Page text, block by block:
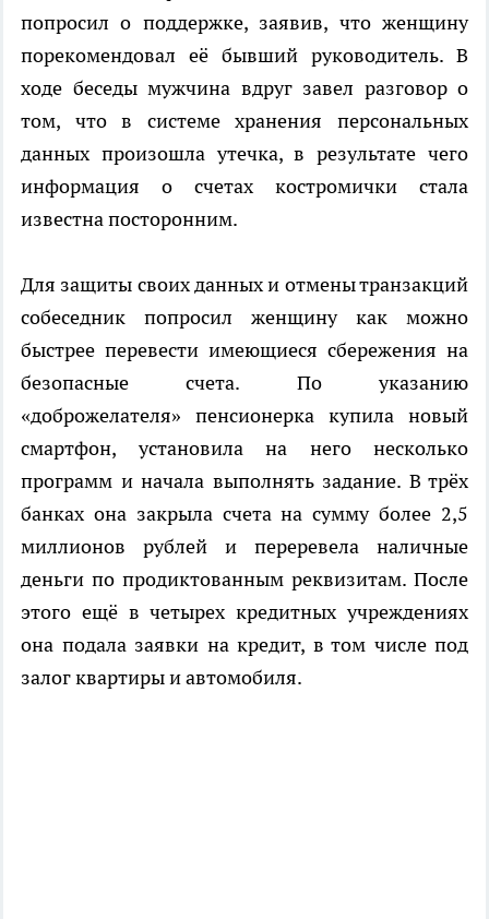
попросил о поддержке, заявив, что женщину
порекомендовал её бывший руководитель. В
ходе беседы мужчина вдруг завел разговор о
том, что в системе хранения персональных
данных произошла утечка, в результате чего
информация о счетах костромички стала
известна посторонним.
Для защиты своих данных и отмены транзакций
собеседник попросил женщину как можно
быстрее перевести имеющиеся сбережения на
безопасные счета. По указанию
«доброжелателя» пенсионерка купила новый
смартфон, установила на него несколько
программ и начала выполнять задание. В трёх
банках она закрыла счета на сумму более 2,5
миллионов рублей и переревела наличные
деньги по продиктованным реквизитам. После
этого ещё в четырех кредитных учреждениях
она подала заявки на кредит, в том числе под
залог квартиры и автомобиля.